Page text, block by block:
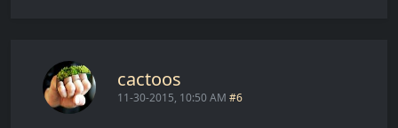
cactoos
11-30-2015, 10:50 AM #6